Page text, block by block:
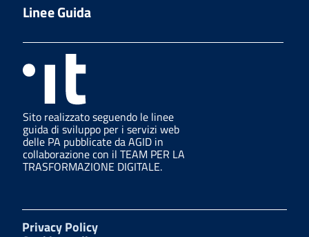
Linee Guida
Sito realizzato seguendo le linee
guida di sviluppo per i servizi web
delle PA pubblicate da AGID in
collaborazione con il TEAM PER LA
TRASFORMAZIONE DIGITALE.
Privacy Policy